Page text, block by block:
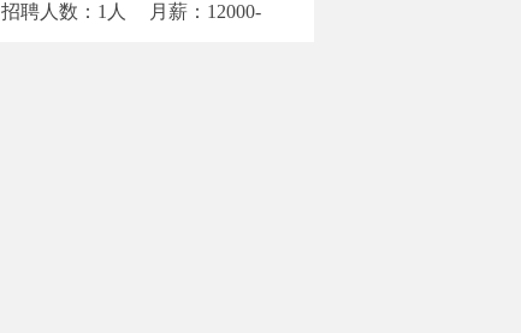
招聘人数：1人
月薪：12000-